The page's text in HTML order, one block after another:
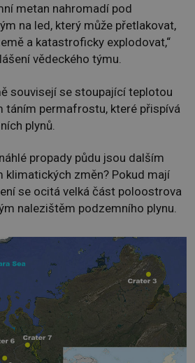
metan nahromadí pod
na led, který může přetlakovat,
a katastroficky explodovat,“
vědeckého týmu.
souvisejí se stoupající teplotou
táním permafrostu, které přispívá
plynů.
propady půdu jsou dalším
klimatických změn? Pokud mají
se ocitá velká část poloostrova
nalezištěm podzemního plynu.